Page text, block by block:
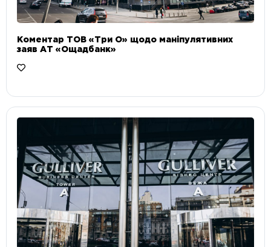
Коментар ТОВ «Три О» щодо маніпулятивних
заяв АТ «Ощадбанк»